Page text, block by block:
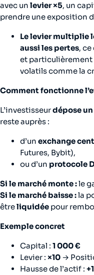
avec un levier ×5, un
prendre une exposition
Le levier multiplie
aussi les pertes,
et particulièrement
volatils comme la
Comment fonctionne
L’investisseurdépose
reste auprès :
d’un exchange
Futures, Bybit),
ou d’un protocole
Si le marché monte :le
Si le marché baisse :la
êtreliquidée pour
Exemple concret
Capital : 1 000 €
Levier : ×10 →
Hausse de l’actif :